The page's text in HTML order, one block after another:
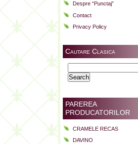
Despre “Punctaj”
Contact
Privacy Policy
Cautare Clasica
for:
PAREREA
PRODUCATORILOR
CRAMELE RECAS
DAVINO